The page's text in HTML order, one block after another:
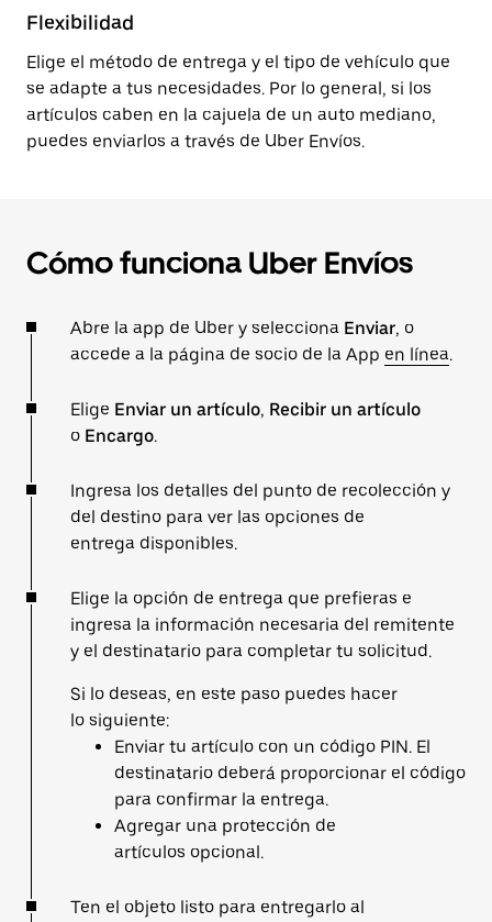
Flexibilidad
Elige el método de entrega y el tipo de vehículo que
se adapte a tus necesidades. Por lo general, si los
artículos caben en la cajuela de un auto mediano,
puedes enviarlos a través de Uber Envíos.
Cómo funciona Uber Envíos
Abre la app de Uber y selecciona Enviar, o
accede a la página de socio de la App en línea.
Elige Enviar un artículo, Recibir un artículo
o Encargo.
Ingresa los detalles del punto de recolección y
del destino para ver las opciones de
entrega disponibles.
Elige la opción de entrega que prefieras e
ingresa la información necesaria del remitente
y el destinatario para completar tu solicitud.
Si lo deseas, en este paso puedes hacer
lo siguiente:
Enviar tu artículo con un código PIN. El
destinatario deberá proporcionar el código
para confirmar la entrega.
Agregar una protección de
artículos opcional.
Ten el objeto listo para entregarlo al